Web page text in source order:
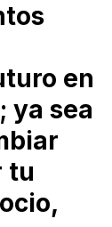
en
ya sea
tu